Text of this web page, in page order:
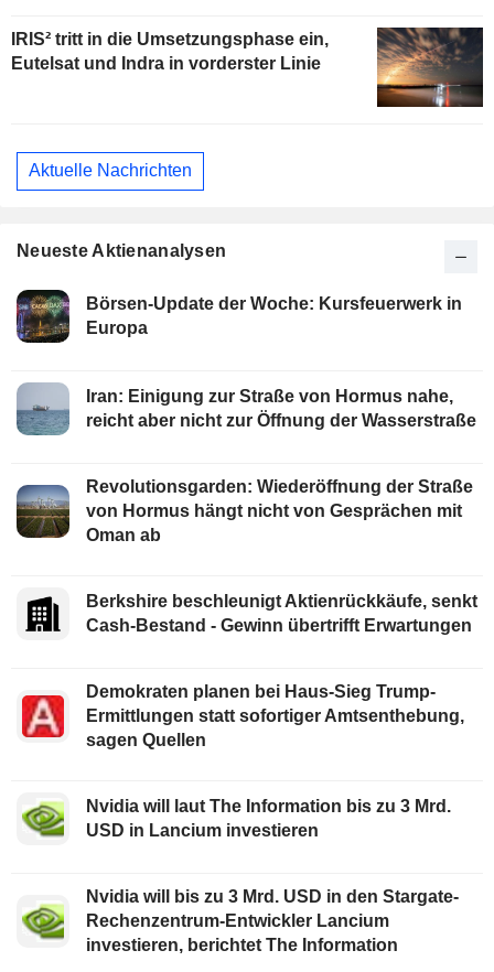
IRIS² tritt in die Umsetzungsphase ein,
Eutelsat und Indra in vorderster Linie
Aktuelle Nachrichten
Neueste Aktienanalysen
Börsen-Update der Woche: Kursfeuerwerk in
Europa
Iran: Einigung zur Straße von Hormus nahe,
reicht aber nicht zur Öffnung der Wasserstraße
Revolutionsgarden: Wiederöffnung der Straße
von Hormus hängt nicht von Gesprächen mit
Oman ab
Berkshire beschleunigt Aktienrückkäufe, senkt
Cash-Bestand - Gewinn übertrifft Erwartungen
Demokraten planen bei Haus-Sieg Trump-
Ermittlungen statt sofortiger Amtsenthebung,
sagen Quellen
Nvidia will laut The Information bis zu 3 Mrd.
USD in Lancium investieren
Nvidia will bis zu 3 Mrd. USD in den Stargate-
Rechenzentrum-Entwickler Lancium
investieren, berichtet The Information